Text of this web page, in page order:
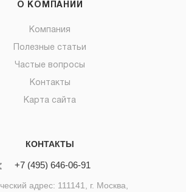
О КОМПАНИИ
Компания
Полезные статьи
Частые вопросы
Контакты
Карта сайта
КОНТАКТЫ
+7 (495) 646-06-91
адрес: 111141, г. Москва,